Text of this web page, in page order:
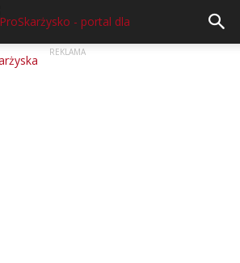
REKLAMA